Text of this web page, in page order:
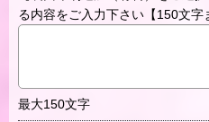
る内容をご入力下さい【150文字
最大150文字